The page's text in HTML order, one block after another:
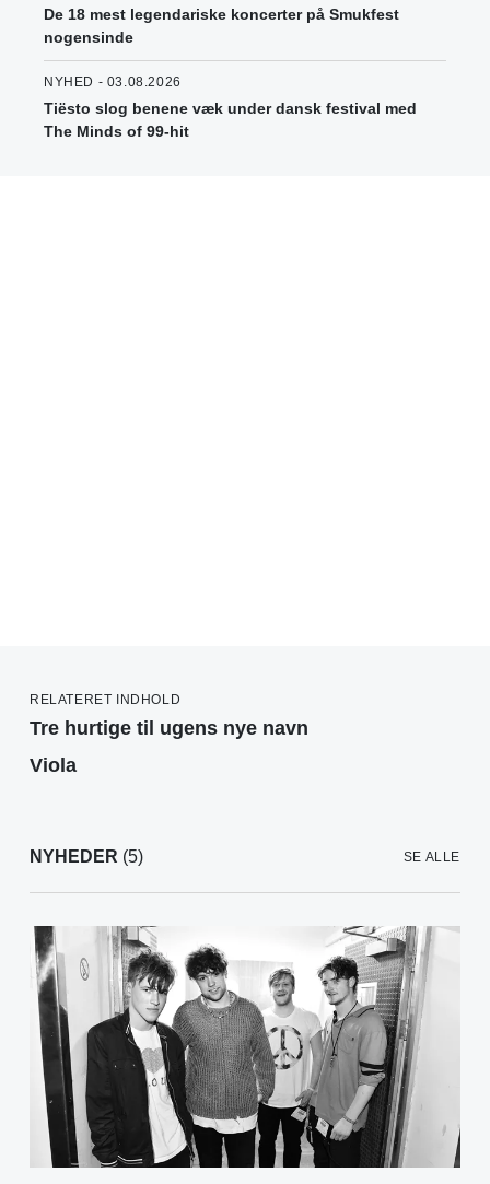
De 18 mest legendariske koncerter på Smukfest
nogensinde
NYHED - 03.08.2026
Tiësto slog benene væk under dansk festival med
The Minds of 99-hit
RELATERET INDHOLD
Tre hurtige til ugens nye navn
Viola
NYHEDER (5) SE ALLE